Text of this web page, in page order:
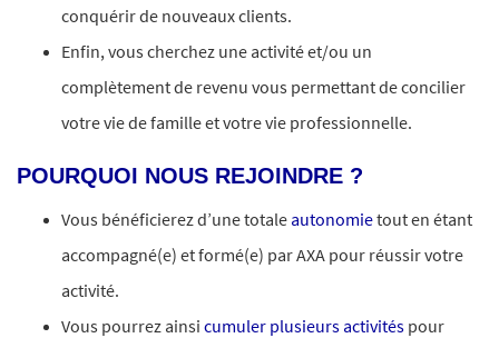
conquérir de nouveaux clients.
Enfin, vous cherchez une activité et/ou un
complètement de revenu vous permettant de concilier
votre vie de famille et votre vie professionnelle.
POURQUOI NOUS REJOINDRE ?
Vous bénéficierez d’une totale autonomietout en étant
accompagné(e) et formé(e) par AXA pour réussir votre
activité.
Vous pourrez ainsi cumuler plusieurs activités pour